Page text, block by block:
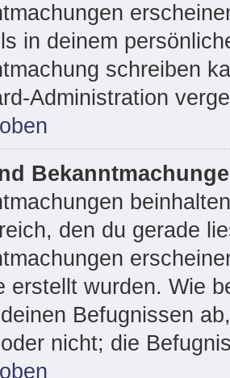
in deinem
schreiben
Administration
den du gerade
erstellt wurden. Wie
Befugnissen
nicht; die